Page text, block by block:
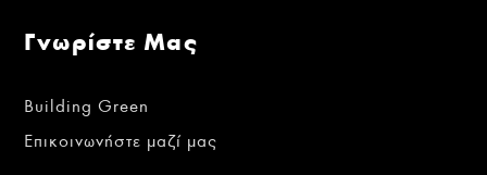
Γνωρίστε Μας
Building Green
Επικοινωνήστε μαζί μας